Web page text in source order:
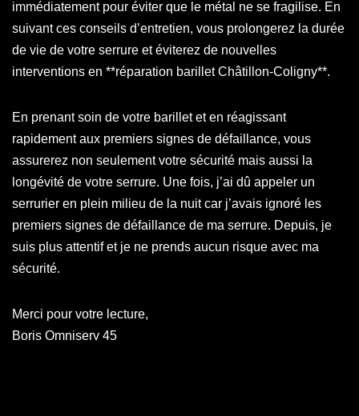
immédiatement pour éviter que le métal ne se fragilise. En
suivant ces conseils d’entretien, vous prolongerez la durée
de vie de votre serrure et éviterez de nouvelles
interventions en **réparation barillet Châtillon-Coligny**.
En prenant soin de votre barillet et en réagissant
rapidement aux premiers signes de défaillance, vous
assurerez non seulement votre sécurité mais aussi la
longévité de votre serrure. Une fois, j’ai dû appeler un
serrurier en plein milieu de la nuit car j’avais ignoré les
premiers signes de défaillance de ma serrure. Depuis, je
suis plus attentif et je ne prends aucun risque avec ma
sécurité.
Merci pour votre lecture,
Boris Omniserv 45